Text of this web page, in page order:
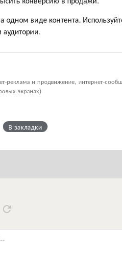
одном виде контента.
реклама и продвижение, интернет-
экранах)
В закладки